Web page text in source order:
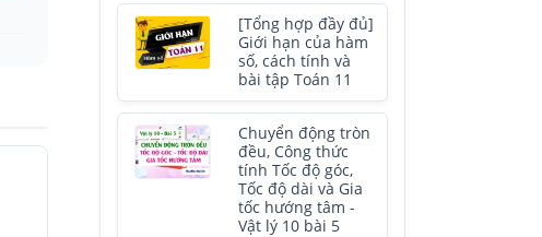
[Tổng hợp đầy đủ]
Giới hạn của hàm
số, cách tính và
bài tập Toán 11
Chuyển động tròn
đều, Công thức
tính Tốc độ góc,
Tốc độ dài và Gia
tốc hướng tâm -
Vật lý 10 bài 5